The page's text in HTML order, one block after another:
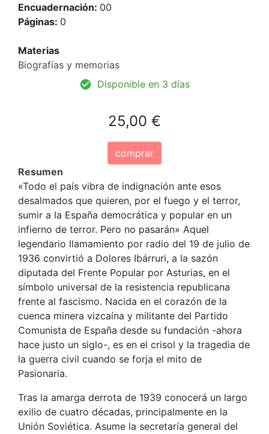
Encuadernación: 00
Páginas: 0
Materias
Biografías y memorias
Disponible en 3 días
25,00 €
comprar
Resumen
«Todo el país vibra de indignación ante esos
desalmados que quieren, por el fuego y el terror,
sumir a la España democrática y popular en un
infierno de terror. Pero no pasarán» Aquel
legendario llamamiento por radio del 19 de julio de
1936 convirtió a Dolores Ibárruri, a la sazón
diputada del Frente Popular por Asturias, en el
símbolo universal de la resistencia republicana
frente al fascismo. Nacida en el corazón de la
cuenca minera vizcaína y militante del Partido
Comunista de España desde su fundación -ahora
hace justo un siglo-, es en el crisol y la tragedia de
la guerra civil cuando se forja el mito de
Pasionaria.
Tras la amarga derrota de 1939 conocerá un largo
exilio de cuatro décadas, principalmente en la
Unión Soviética. Asume la secretaría general del